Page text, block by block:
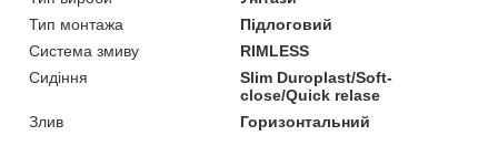
Тип монтажа
Підлоговий
Система змиву
RIMLESS
Сидіння
Slim Duroplast/Soft-
close/Quick relase
Злив
Горизонтальний